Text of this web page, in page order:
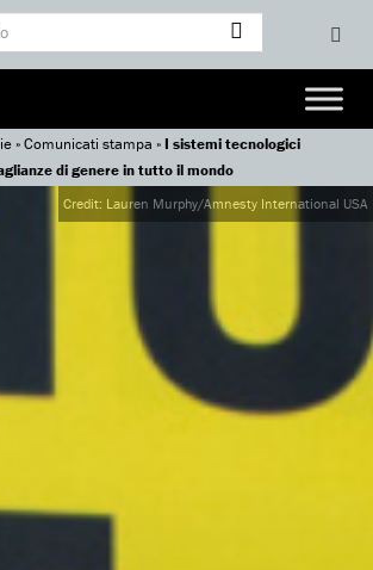
»Comunicati stampa »I sistemi tecnologici
di genere in tutto il mondo
Credit: Lauren Murphy/Amnesty International USA